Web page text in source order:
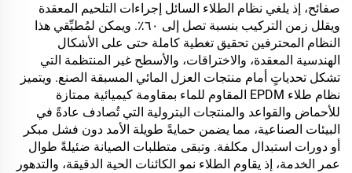
صفائح، إذ يلغي نظام الطلاء السائل إجراءات التلحيم المعقدة
ويقلل زمن التركيب بنسبة تصل إلى ٦٠٪. ويمكن لمُطبِّقي هذا
النظام المحترفين تحقيق تغطية كاملة حتى على الأشكال
الهندسية المعقدة، والاختراقات، والأسطح غير المنتظمة التي
تشكل تحدياتٍ أمام منتجات العزل المائي المسبقة الصنع. ويتميز
نظام طلاء EPDM المقاوم للماء بمقاومة كيميائية ممتازة
للأحماض والقواعد والمنتجات البترولية التي تُصادف عادةً في
البيئات الصناعية، مما يضمن حمايةً طويلة الأمد دون فشل مبكر
أو دورات استبدال مكلفة. وتبقى متطلبات الصيانة ضئيلةً طوال
عمر الخدمة، إذ يقاوم الطلاء نمو الكائنات الحية الدقيقة، والتدهور